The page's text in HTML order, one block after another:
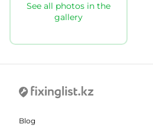
See all photos in the
gallery
Blog